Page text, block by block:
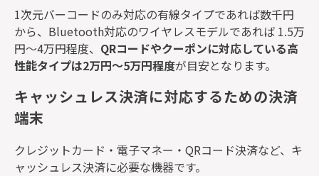
1次元バーコードのみ対応の有線タイプであれば数千円
から、 Bluetooth対応のワイヤレスモデルであれば 1.5万
円〜4万円程度、 QRコードやクーポンに対応している高
性能タイプは2万円～5万円程度が目安となります。
キャッシュレス決済に対応するための決済
端末
クレジットカード・電子マネー・ QRコード決済など、キ
ャッシュレス決済に必要な機器です。